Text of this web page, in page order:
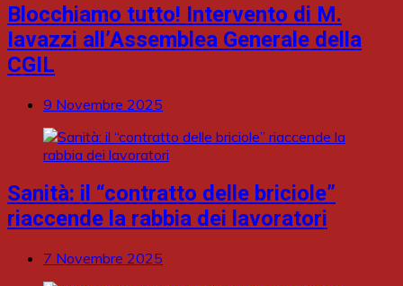
Blocchiamo tutto! Intervento di M.
Iavazzi all’Assemblea Generale della
CGIL
9 Novembre 2025
Sanità: il “contratto delle briciole”
riaccende la rabbia dei lavoratori
7 Novembre 2025